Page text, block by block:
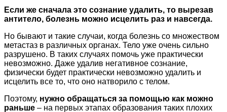
Если же сначала это сознание удалить, то вырезав
антитело, болезнь можно исцелить раз и навсегда.
Но бывают и такие случаи, когда болезнь со множеством
метастаз в различных органах. Тело уже очень сильно
разрушено. В таких случаях помочь уже практически
невозможно. Даже удалив негативное сознание,
физически будет практически невозможно удалить и
исцелить все то, что оно натворило с телом.
Поэтому, нужно обращаться за помощью как можно
раньше – на первых этапах образования таких плохих